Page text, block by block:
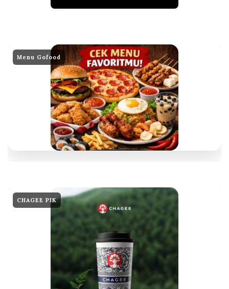
Menu Gofood
CHAGEE PIK